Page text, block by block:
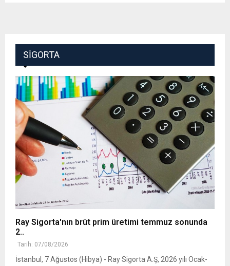
SIGORTA
Ray Sigorta'nın brüt prim üretimi temmuz sonunda
2..
Tarih: 07/08/2026
İstanbul, 7 Ağustos (Hibya) - Ray Sigorta A.Ş, 2026 yılı Ocak-